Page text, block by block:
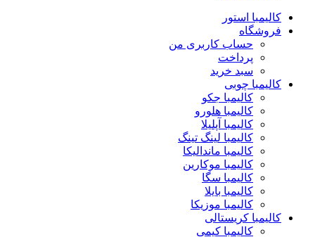
کالیمبا استور
فروشگاه
حساب کاربری من
پرداخت
سبد خرید
کالیمبا چوبی
کالیمبا جکو
کالیمبا هلورو
کالیمبا آپلیلا
کالیمبا لینگ تینگ
کالیمبا ماندالیکا
کالیمبا موکارین
کالیمبا سگا
کالیمبا بایلا
کالیمبا موزیکا
کالیمبا کریستالی
کالیمبا کیمی